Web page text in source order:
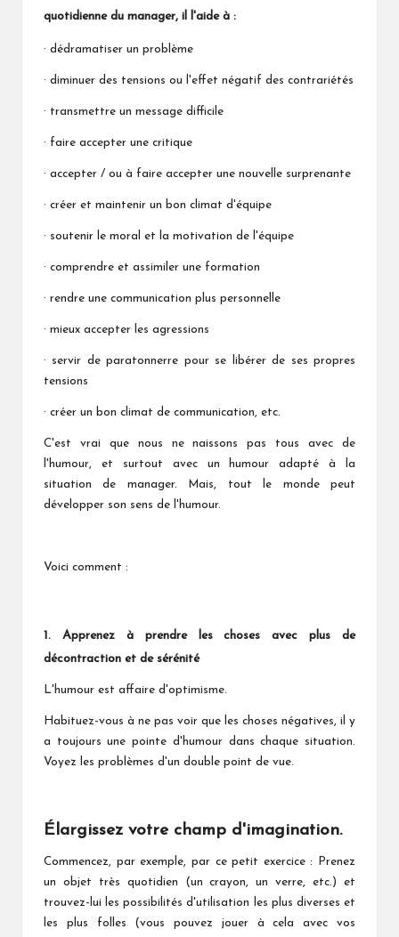
quotidienne du manager, il l'aide à :
· dédramatiser un problème
· diminuer des tensions ou l'effet négatif des contrariétés
· transmettre un message difficile
· faire accepter une critique
· accepter / ou à faire accepter une nouvelle surprenante
· créer et maintenir un bon climat d'équipe
· soutenir le moral et la motivation de l'équipe
· comprendre et assimiler une formation
· rendre une communication plus personnelle
· mieux accepter les agressions
· servir de paratonnerre pour se libérer de ses propres
tensions
· créer un bon climat de communication, etc.
C'est vrai que nous ne naissons pas tous avec de
l'humour, et surtout avec un humour adapté à la
situation de manager. Mais, tout le monde peut
développer son sens de l'humour.
Voici comment :
1. Apprenez à prendre les choses avec plus de
décontraction et de sérénité
L'humour est affaire d'optimisme.
Habituez-vous à ne pas voir que les choses négatives, il y
a toujours une pointe d'humour dans chaque situation.
Voyez les problèmes d'un double point de vue.
Élargissez votre champ d'imagination.
Commencez, par exemple, par ce petit exercice : Prenez
un objet très quotidien (un crayon, un verre, etc.) et
trouvez-lui les possibilités d'utilisation les plus diverses et
les plus folles (vous pouvez jouer à cela avec vos